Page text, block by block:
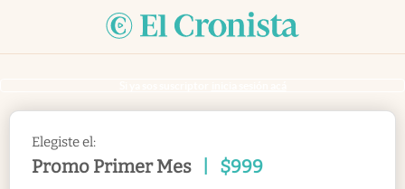
Elegiste el:
Promo Primer Mes $999